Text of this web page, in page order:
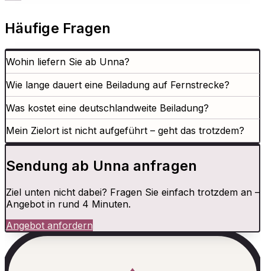
Häufige Fragen
Wohin liefern Sie ab Unna?
Wie lange dauert eine Beiladung auf Fernstrecke?
Was kostet eine deutschlandweite Beiladung?
Mein Zielort ist nicht aufgeführt – geht das trotzdem?
Sendung ab Unna anfragen
Ziel unten nicht dabei? Fragen Sie einfach trotzdem an –
Angebot in rund 4 Minuten.
Angebot anfordern